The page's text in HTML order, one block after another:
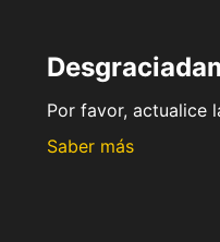
Por favor, actualice
Saber más